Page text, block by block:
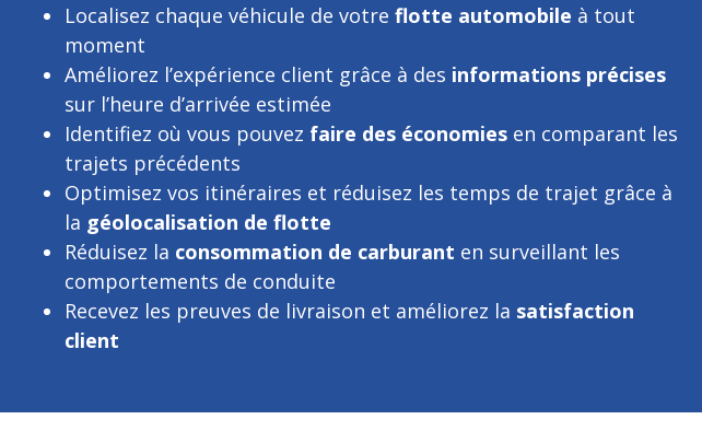
Localisez chaque véhicule de votre flotte automobile à tout
moment
Améliorez l’expérience client grâce à des informations précises
sur l’heure d’arrivée estimée
Identifiez où vous pouvez faire des économies en comparant les
trajets précédents
Optimisez vos itinéraires et réduisez les temps de trajet grâce à
la géolocalisation de flotte
Réduisez la consommation de carburant en surveillant les
comportements de conduite
Recevez les preuves de livraison et améliorez la satisfaction
client